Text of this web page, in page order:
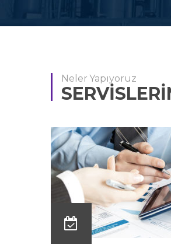
Neler Yapıyoruz